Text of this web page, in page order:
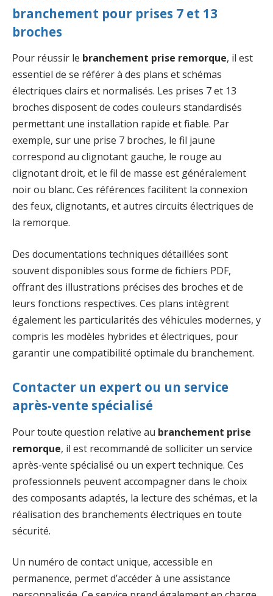
branchement pour prises 7 et 13
broches
Pour réussir le branchement prise remorque, il est
essentiel de se référer à des plans et schémas
électriques clairs et normalisés. Les prises 7 et 13
broches disposent de codes couleurs standardisés
permettant une installation rapide et fiable. Par
exemple, sur une prise 7 broches, le fil jaune
correspond au clignotant gauche, le rouge au
clignotant droit, et le fil de masse est généralement
noir ou blanc. Ces références facilitent la connexion
des feux, clignotants, et autres circuits électriques de
la remorque.
Des documentations techniques détaillées sont
souvent disponibles sous forme de fichiers PDF,
offrant des illustrations précises des broches et de
leurs fonctions respectives. Ces plans intègrent
également les particularités des véhicules modernes, y
compris les modèles hybrides et électriques, pour
garantir une compatibilité optimale du branchement.
Contacter un expert ou un service
après-vente spécialisé
Pour toute question relative au branchement prise
remorque, il est recommandé de solliciter un service
après-vente spécialisé ou un expert technique. Ces
professionnels peuvent accompagner dans le choix
des composants adaptés, la lecture des schémas, et la
réalisation des branchements électriques en toute
sécurité.
Un numéro de contact unique, accessible en
permanence, permet d’accéder à une assistance